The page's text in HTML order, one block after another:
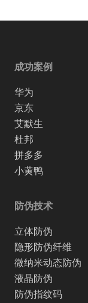
成功案例
华为
京东
艾默生
杜邦
拼多多
小黄鸭
防伪技术
立体防伪
隐形防伪纤维
微纳米动态防伪
液晶防伪
防伪指纹码